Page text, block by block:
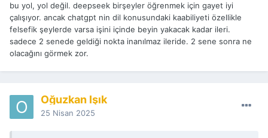
bu yol, yol değil. deepseek birşeyler öğrenmek için gayet iyi
çalışıyor. ancak chatgpt nin dil konusundaki kaabiliyeti özellikle
felsefik şeylerde varsa işini içinde beyin yakacak kadar ileri.
sadece 2 senede geldiği nokta inanılmaz ileride. 2 sene sonra ne
olacağını görmek zor.
Oğuzkan Işık
25 Nisan 2025